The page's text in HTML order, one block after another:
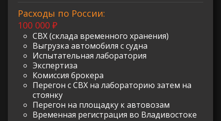
Расходы по России:
100 000 ₽
СВХ (склада временного хранения)
Выгрузка автомобиля с судна
Испытательная лаборатория
Экспертиза
Комиссия брокера
Перегон с СВХ на лабораторию затем на
стоянку
Перегон на площадку к автовозам
Временная регистрация во Владивостоке